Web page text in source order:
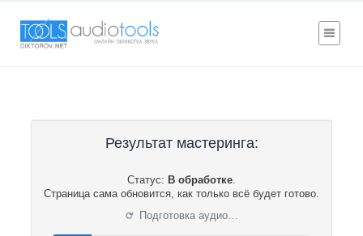
Результат мастеринга:
Статус: В обработке.
Страница сама обновится, как только всё будет готово.
⟳ Подготовка аудио…